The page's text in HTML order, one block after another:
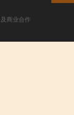
商业合作